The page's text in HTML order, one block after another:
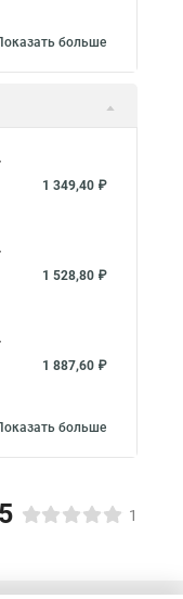
больше
1 349,40 ₽
1 528,80 ₽
1 887,60 ₽
больше
5 1